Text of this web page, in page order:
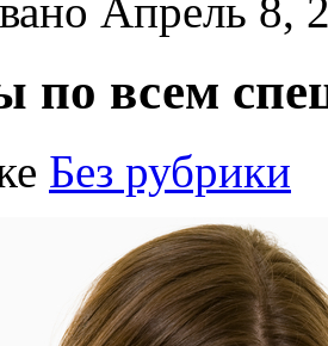
Апрель 8,
по всем
Без рубрики